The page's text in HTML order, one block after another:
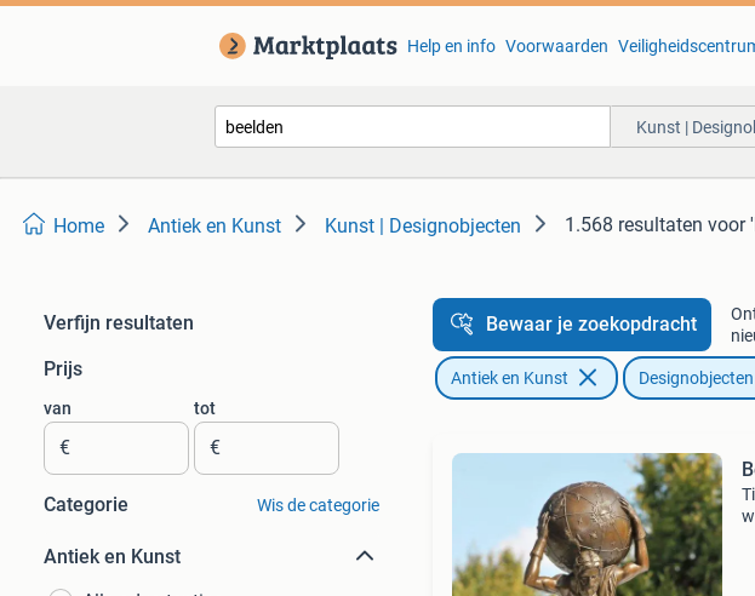
Help en info Voorwaarden
Kunst |
Home Antiek en Kunst Kunst | Designobjecten 1.568 resultaten voor
Verfijn resultaten
Prijs
van
€
tot
€
Categorie Wis de categorie
Antiek en Kunst
Bewaar je zoekopdracht
Antiek en Kunst Designobjecten